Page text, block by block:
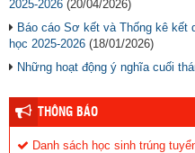
2025-2026 (20/04/2026)
Báo cáo Sơ kết và Thống kê kết
học 2025-2026 (18/01/2026)
Những hoạt động ý nghĩa cuối
THÔNG BÁO
Danh sách học sinh trúng